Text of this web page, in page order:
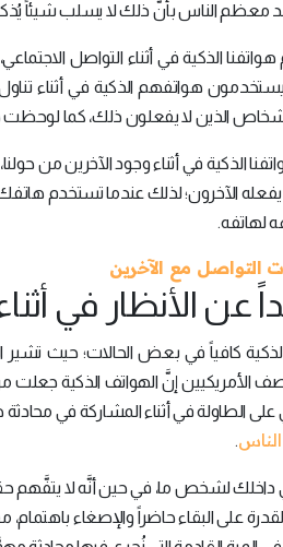
معظم الناس بأنَّ ذلك لا يسلب شيئاً
الذكية في أثناء التواصل الاجتماعي،
هواتفهم الذكية في أثناء
الذين لا يفعلون ذلك، كما لوحظت
الذكية في أثناء وجود الآخرين من
الآخرون؛ لذلك عندما تستخدم
لهاتفه.
كافياً في بعض الحالات؛ حيث تشير
الأمريكيين إنَّ الهواتف الذكية
على الطاولة في أثناء المشاركة في
.
لشخص ما، في حين أنَّه لا يتفَّهم
على البقاء حاضراً والإصغاء باهتمام،